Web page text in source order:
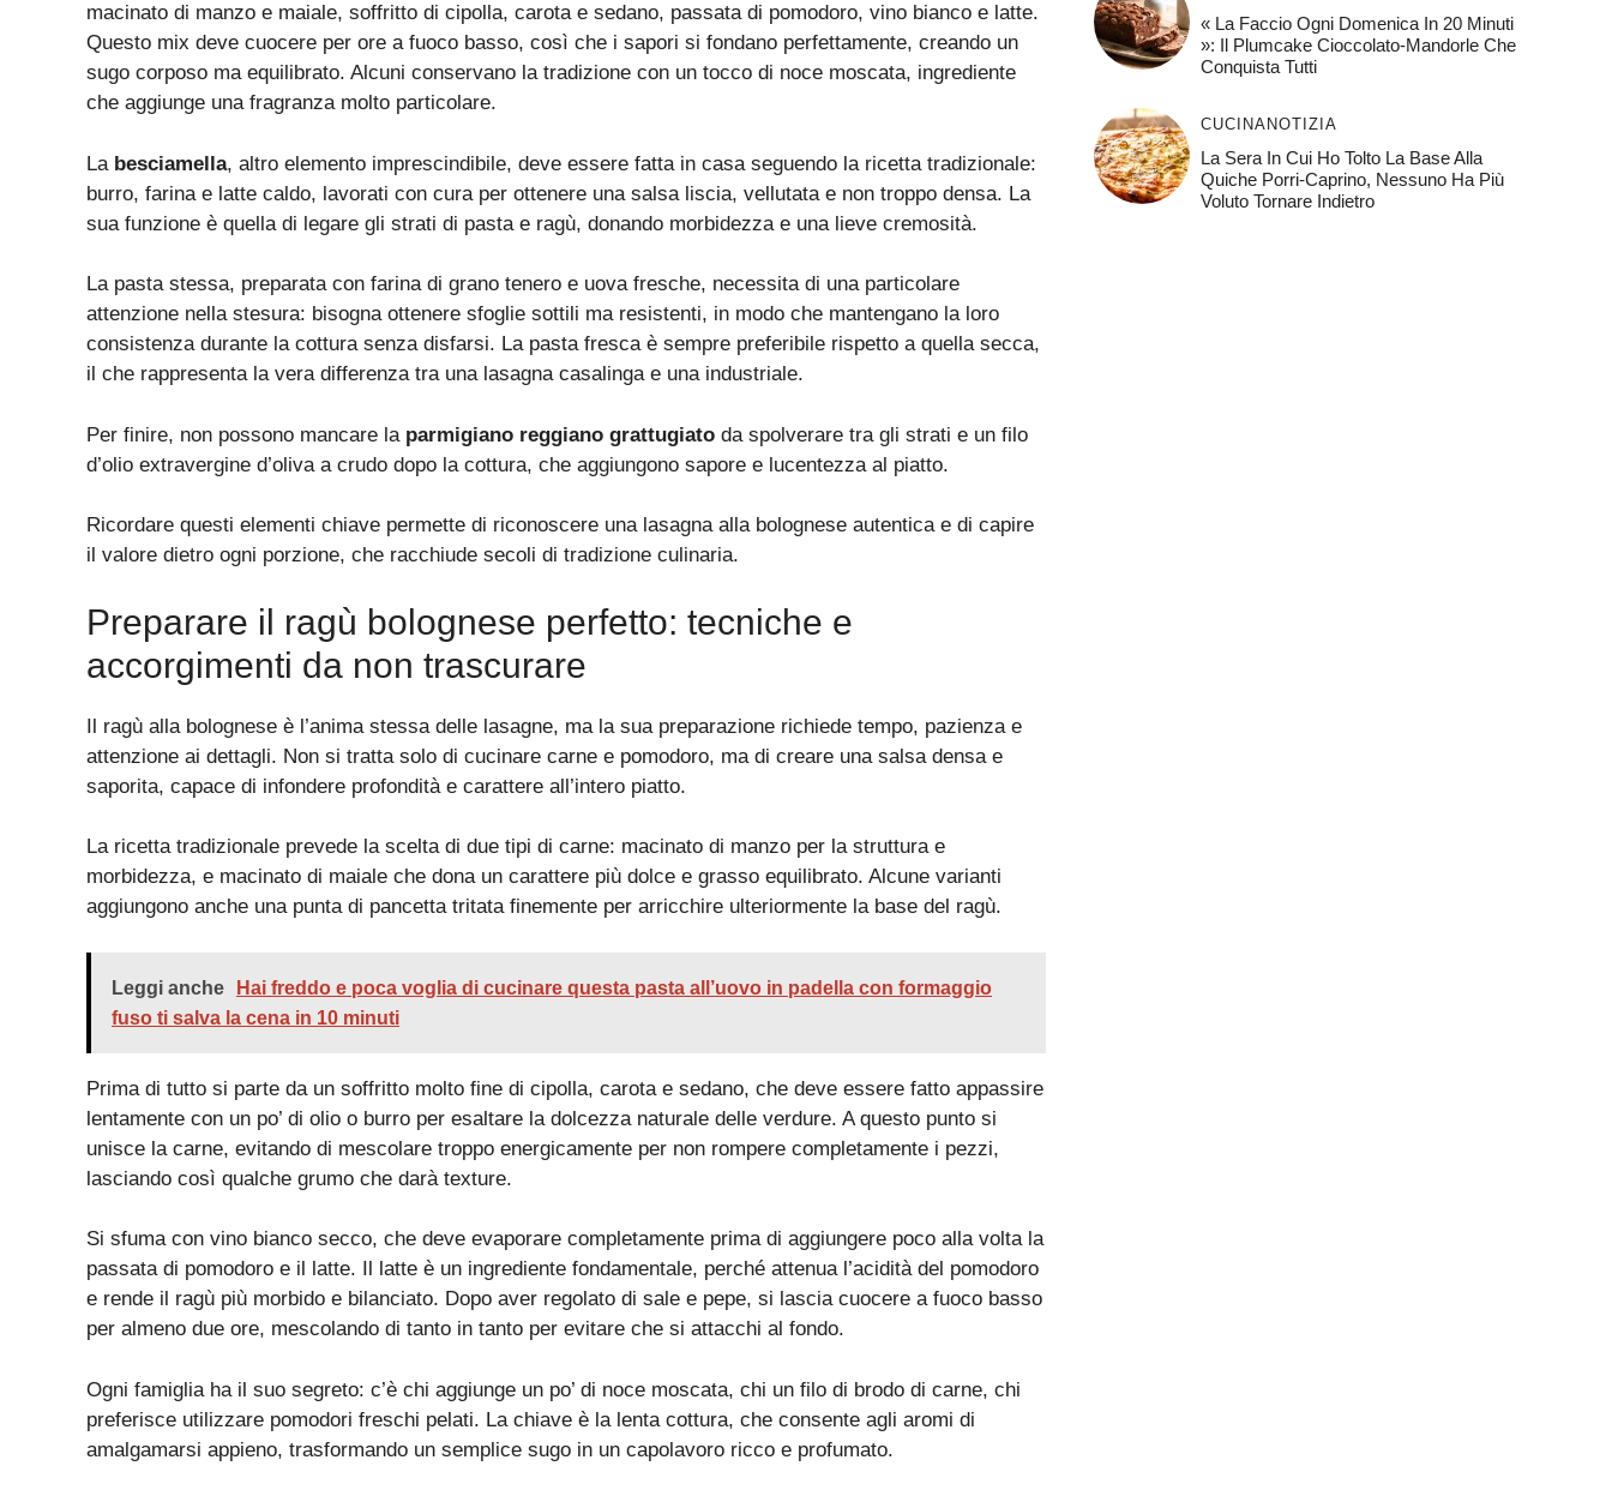
macinato di manzo e maiale, soffritto di cipolla, carota e sedano, passata di pomodoro, vino bianco e latte.
Questo mix deve cuocere per ore a fuoco basso, così che i sapori si fondano perfettamente, creando un
sugo corposo ma equilibrato. Alcuni conservano la tradizione con un tocco di noce moscata, ingrediente
che aggiunge una fragranza molto particolare.
La besciamella, altro elemento imprescindibile, deve essere fatta in casa seguendo la ricetta tradizionale:
burro, farina e latte caldo, lavorati con cura per ottenere una salsa liscia, vellutata e non troppo densa. La
sua funzione è quella di legare gli strati di pasta e ragù, donando morbidezza e una lieve cremosità.
La pasta stessa, preparata con farina di grano tenero e uova fresche, necessita di una particolare
attenzione nella stesura: bisogna ottenere sfoglie sottili ma resistenti, in modo che mantengano la loro
consistenza durante la cottura senza disfarsi. La pasta fresca è sempre preferibile rispetto a quella secca,
il che rappresenta la vera differenza tra una lasagna casalinga e una industriale.
Per finire, non possono mancare la parmigiano reggiano grattugiato da spolverare tra gli strati e un filo
d’olio extravergine d’oliva a crudo dopo la cottura, che aggiungono sapore e lucentezza al piatto.
Ricordare questi elementi chiave permette di riconoscere una lasagna alla bolognese autentica e di capire
il valore dietro ogni porzione, che racchiude secoli di tradizione culinaria.
Preparare il ragù bolognese perfetto: tecniche e
accorgimenti da non trascurare
Il ragù alla bolognese è l’anima stessa delle lasagne, ma la sua preparazione richiede tempo, pazienza e
attenzione ai dettagli. Non si tratta solo di cucinare carne e pomodoro, ma di creare una salsa densa e
saporita, capace di infondere profondità e carattere all’intero piatto.
La ricetta tradizionale prevede la scelta di due tipi di carne: macinato di manzo per la struttura e
morbidezza, e macinato di maiale che dona un carattere più dolce e grasso equilibrato. Alcune varianti
aggiungono anche una punta di pancetta tritata finemente per arricchire ulteriormente la base del ragù.
Leggi anche
Hai freddo e poca voglia di cucinare questa pasta all’uovo in padella con formaggio
fuso ti salva la cena in 10 minuti
Prima di tutto si parte da un soffritto molto fine di cipolla, carota e sedano, che deve essere fatto appassire
lentamente con un po’ di olio o burro per esaltare la dolcezza naturale delle verdure. A questo punto si
unisce la carne, evitando di mescolare troppo energicamente per non rompere completamente i pezzi,
lasciando così qualche grumo che darà texture.
Si sfuma con vino bianco secco, che deve evaporare completamente prima di aggiungere poco alla volta la
passata di pomodoro e il latte. Il latte è un ingrediente fondamentale, perché attenua l’acidità del pomodoro
e rende il ragù più morbido e bilanciato. Dopo aver regolato di sale e pepe, si lascia cuocere a fuoco basso
per almeno due ore, mescolando di tanto in tanto per evitare che si attacchi al fondo.
Ogni famiglia ha il suo segreto: c’è chi aggiunge un po’ di noce moscata, chi un filo di brodo di carne, chi
preferisce utilizzare pomodori freschi pelati. La chiave è la lenta cottura, che consente agli aromi di
amalgamarsi appieno, trasformando un semplice sugo in un capolavoro ricco e profumato.
« La Faccio Ogni Domenica In 20 Minuti
»: Il Plumcake Cioccolato-Mandorle Che
Conquista Tutti
CUCINANOTIZIA
La Sera In Cui Ho Tolto La Base Alla
Quiche Porri-Caprino, Nessuno Ha Più
Voluto Tornare Indietro